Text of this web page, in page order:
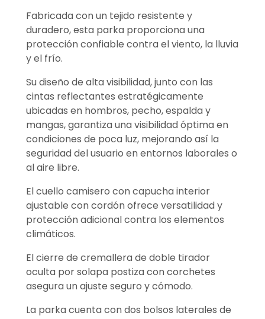
Fabricada con un tejido resistente y
duradero, esta parka proporciona una
protección confiable contra el viento, la lluvia
y el frío.
Su diseño de alta visibilidad, junto con las
cintas reflectantes estratégicamente
ubicadas en hombros, pecho, espalda y
mangas, garantiza una visibilidad óptima en
condiciones de poca luz, mejorando así la
seguridad del usuario en entornos laborales o
al aire libre.
El cuello camisero con capucha interior
ajustable con cordón ofrece versatilidad y
protección adicional contra los elementos
climáticos.
El cierre de cremallera de doble tirador
oculta por solapa postiza con corchetes
asegura un ajuste seguro y cómodo.
La parka cuenta con dos bolsos laterales de